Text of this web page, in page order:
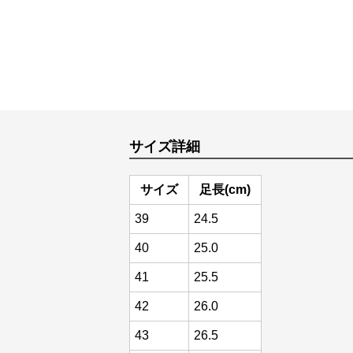
サイズ詳細
サイズ 足長(cm)
39 24.5
40 25.0
41 25.5
42 26.0
43 26.5